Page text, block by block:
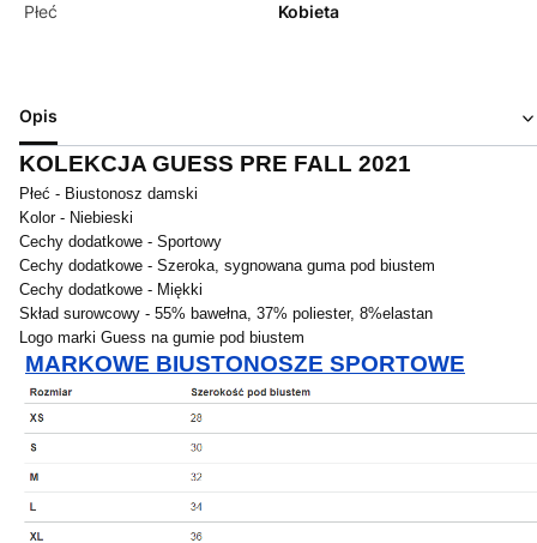
Płeć Kobieta
Opis
KOLEKCJA GUESS PRE FALL 2021
Płeć - Biustonosz damski
Kolor - Niebieski
Cechy dodatkowe - Sportowy
Cechy dodatkowe - Szeroka, sygnowana guma pod biustem
Cechy dodatkowe - Miękki
Skład surowcowy - 55% bawełna, 37% poliester, 8%elastan
Logo marki Guess na gumie pod biustem
MARKOWE BIUSTONOSZE SPORTOWE